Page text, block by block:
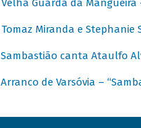
Velha Guarda da Mangueira
Tomaz Miranda e Stephanie
Sambastião canta Ataulfo
Arranco de Varsóvia –